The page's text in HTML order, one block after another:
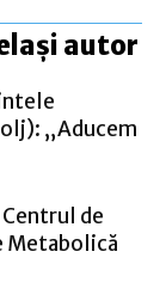
autor
„Aducem
Centrul de
Metabolică